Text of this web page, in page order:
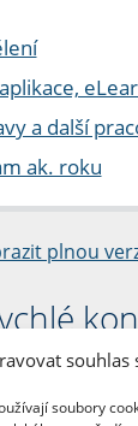
souhlas
soubory
a další
ak. roku
plnou
Filozofická
Jana